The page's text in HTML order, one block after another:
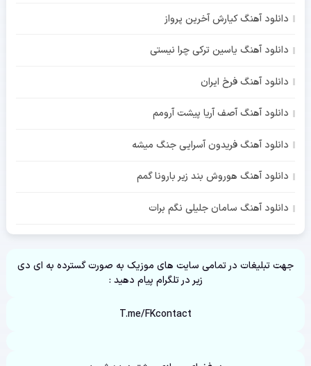
دانلود آهنگ کیارش آخرین پرواز
دانلود آهنگ یاسین ترکی چرا نیستی
دانلود آهنگ فرخ ایران
دانلود آهنگ آصف آریا پیشت آرومم
دانلود آهنگ فریدون آسرایی جنگ میشه
دانلود آهنگ هوروش بند زیر بارونا گمم
دانلود آهنگ سامان جلیلی نگم برات
جهت تبلیغات در تمامی سایت های موزیک به صورت گسترده به ای دی
زیر در تلگرام پیام دهید :
T.me/FKcontact